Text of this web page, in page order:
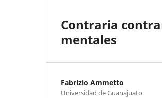
Contraria
mentales
Fabrizio Ammetto
Universidad de Guanajuato